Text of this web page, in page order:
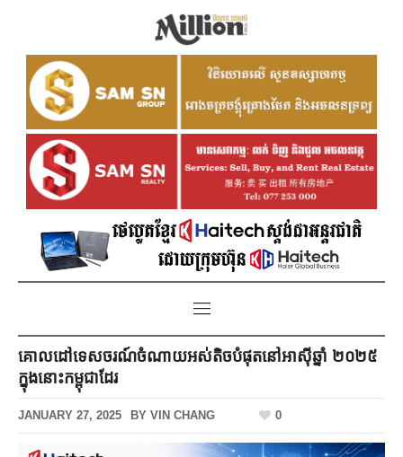
គោលដៅទេសចរណ៍ចំណាយអស់តិចបំផុតនៅអាស៊ីឆ្នាំ ២០២៥
ក្នុងនោះកម្ពុជាដែរ
JANUARY 27, 2025 BY VIN CHANG 0